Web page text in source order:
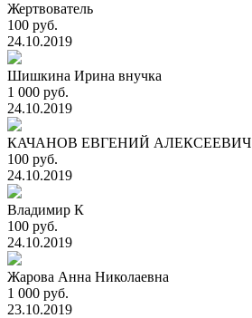
Жертвователь
100 руб.
24.10.2019
Шишкина Ирина внучка
1 000 руб.
24.10.2019
КАЧАНОВ ЕВГЕНИЙ АЛЕКСЕЕВИЧ
100 руб.
24.10.2019
Владимир К
100 руб.
24.10.2019
Жарова Анна Николаевна
1 000 руб.
23.10.2019